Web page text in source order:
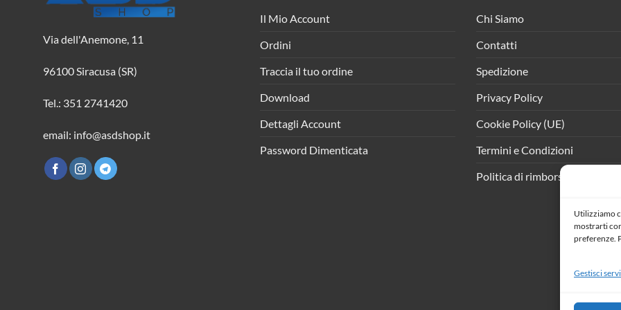
Utilizziamo
mostrarti
preferenze.
Gestisci
Via dell'Anemone, 11
96100 Siracusa (SR)
Tel.: 351 2741420
email: info@asdshop.it
Il Mio Account
Ordini
Traccia il tuo ordine
Download
Dettagli Account
Password Dimenticata
Chi Siamo
Contatti
Spedizione
Privacy Policy
Cookie Policy (UE)
Termini e Condizioni
Politica di rimborso e resi